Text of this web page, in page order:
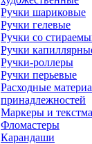
Ручки шариковые
Ручки гелевые
Ручки со
Ручки
Ручки-роллеры
Ручки перьевые
Расходные
принадлежностей
Маркеры и
Фломастеры
Карандаши